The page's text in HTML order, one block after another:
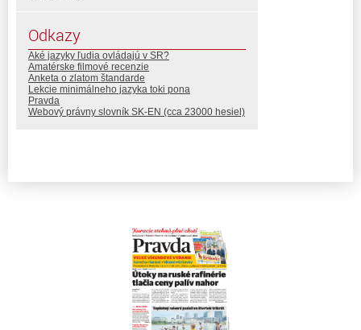
Odkazy
Aké jazyky ľudia ovládajú v SR?
Amatérske filmové recenzie
Anketa o zlatom štandarde
Lekcie minimálneho jazyka toki pona
Pravda
Webový právny slovník SK-EN (cca 23000 hesiel)